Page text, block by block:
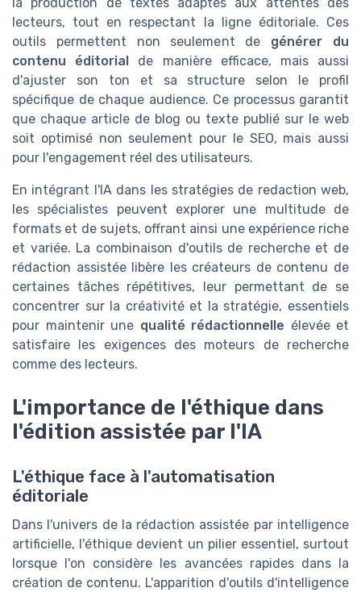
lecteurs, tout en respectant la ligne éditoriale. Ces
outils permettent non seulement de générer du
contenu éditorial de manière efficace, mais aussi
d'ajuster son ton et sa structure selon le profil
spécifique de chaque audience. Ce processus garantit
que chaque article de blog ou texte publié sur le web
soit optimisé non seulement pour le SEO, mais aussi
pour l'engagement réel des utilisateurs.
En intégrant l'IA dans les stratégies de redaction web,
les spécialistes peuvent explorer une multitude de
formats et de sujets, offrant ainsi une expérience riche
et variée. La combinaison d'outils de recherche et de
rédaction assistée libère les créateurs de contenu de
certaines tâches répétitives, leur permettant de se
concentrer sur la créativité et la stratégie, essentiels
pour maintenir une qualité rédactionnelle élevée et
satisfaire les exigences des moteurs de recherche
comme des lecteurs.
L'importance de l'éthique dans
l'édition assistée par l'IA
L'éthique face à l'automatisation
éditoriale
Dans l'univers de la rédaction assistée par intelligence
artificielle, l'éthique devient un pilier essentiel, surtout
lorsque l'on considère les avancées rapides dans la
création de contenu. L'apparition d'outils d'intelligence